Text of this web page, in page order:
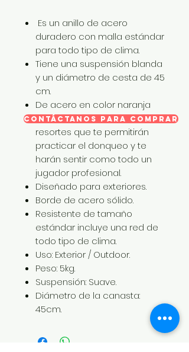
Es un anillo de acero
duradero con malla estándar
para todo tipo de clima.
Tiene una suspensión blanda
y un diámetro de cesta de 45
cm.
De acero en color naranja
tamaño estándar, con
resortes que te permitirán
practicar el donqueo y te
harán sentir como todo un
jugador profesional.
Diseñado para exteriores.
Borde de acero sólido.
Resistente de tamaño
estándar incluye una red de
todo tipo de clima.
Uso: Exterior / Outdoor.
Peso: 5kg.
Suspensión: Suave.
Diámetro de la canasta:
45cm.
CONTÁCTANOS PARA COMPRAR